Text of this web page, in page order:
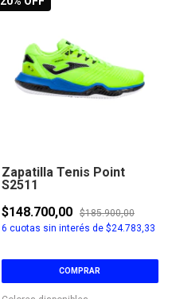
Zapatilla Tenis Point
S2511
$148.700,00
$185.900,00
6 cuotas sin interés de $24.783,33
COMPRAR